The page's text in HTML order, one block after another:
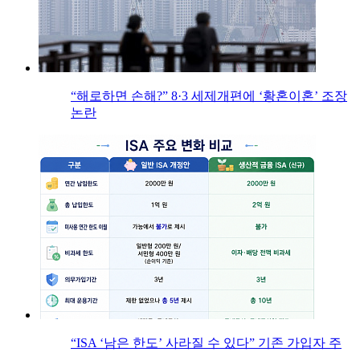
“해로하면 손해?” 8·3 세제개편에 ‘황혼이혼’ 조장
논란
“ISA ‘남은 한도’ 사라질 수 있다” 기존 가입자 주